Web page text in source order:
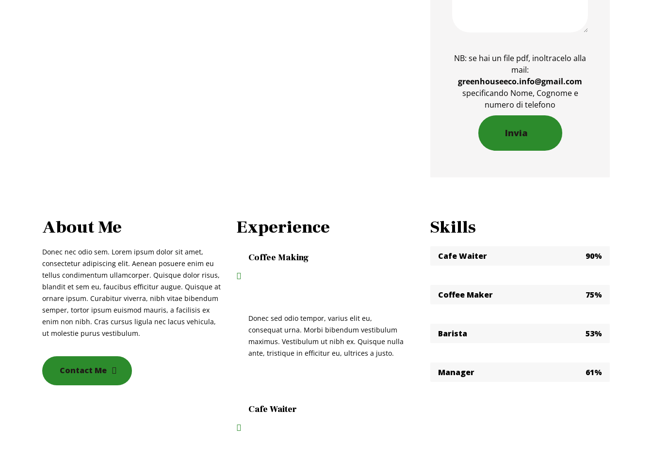
NB: se hai un file pdf, inoltracelo alla
mail:
greenhouseeco.info@gmail.com
specificando Nome, Cognome e
numero di telefono
About Me
Donec nec odio sem. Lorem ipsum dolor sit amet,
consectetur adipiscing elit. Aenean posuere enim eu
tellus condimentum ullamcorper. Quisque dolor risus,
blandit et sem eu, faucibus efficitur augue. Quisque at
ornare ipsum. Curabitur viverra, nibh vitae bibendum
semper, tortor ipsum euismod mauris, a facilisis ex
enim non nibh. Cras cursus ligula nec lacus vehicula,
ut molestie purus vestibulum.
Contact Me
Experience
Coffee Making
Donec sed odio tempor, varius elit eu,
consequat urna. Morbi bibendum vestibulum
maximus. Vestibulum ut nibh ex. Quisque nulla
ante, tristique in efficitur eu, ultrices a justo.
Cafe Waiter
Skills
Cafe Waiter 90%
Coffee Maker 75%
Barista 53%
Manager 61%